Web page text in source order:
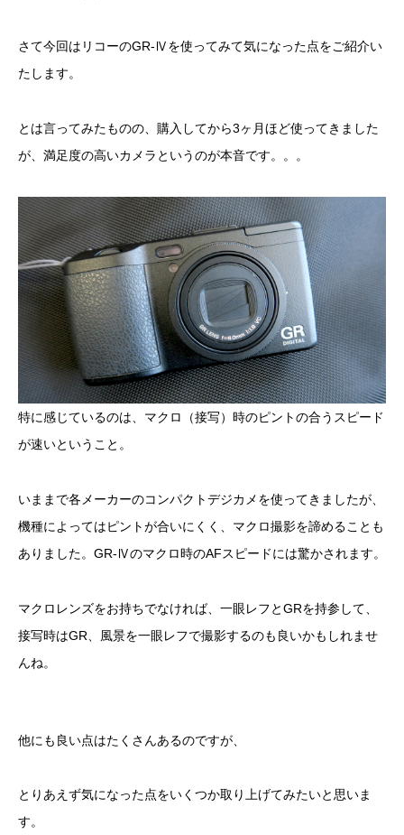
さて今回はリコーのGR-Ⅳを使ってみて気になった点をご紹介い
たします。
とは言ってみたものの、購入してから3ヶ月ほど使ってきました
が、満足度の高いカメラというのが本音です。。。
特に感じているのは、マクロ（接写）時のピントの合うスピード
が速いということ。
いままで各メーカーのコンパクトデジカメを使ってきましたが、
機種によってはピントが合いにくく、マクロ撮影を諦めることも
ありました。GR-Ⅳのマクロ時のAFスピードには驚かされます。
マクロレンズをお持ちでなければ、一眼レフとGRを持参して、
接写時はGR、風景を一眼レフで撮影するのも良いかもしれませ
んね。
他にも良い点はたくさんあるのですが、
とりあえず気になった点をいくつか取り上げてみたいと思いま
す。